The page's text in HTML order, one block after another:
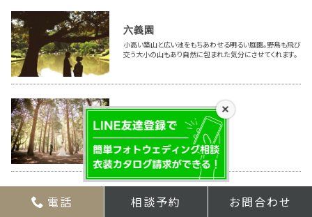
六義園
小高い築山と広い池をもちあわせる明るい庭園。野鳥も飛び
交う大小の山もあり自然に包まれた気分にさせてくれます。
代々木公園
×
電話 相談予約 お問合わせ